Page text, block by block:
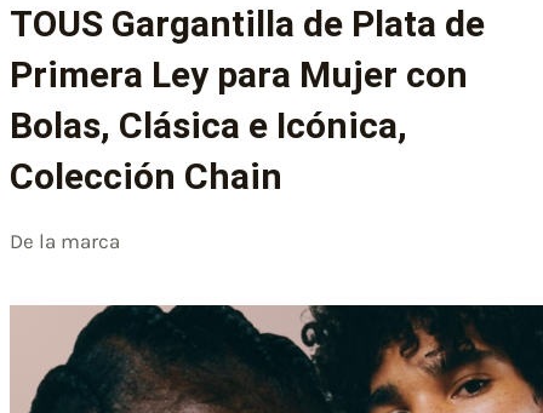
TOUS Gargantilla de Plata de
Primera Ley para Mujer con
Bolas, Clásica e Icónica,
Colección Chain
De la marca